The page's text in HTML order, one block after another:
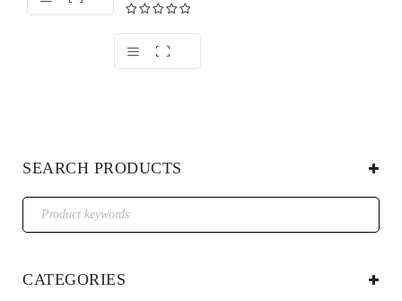
SEARCH PRODUCTS
CATEGORIES
Dinilai5.00
dari 5